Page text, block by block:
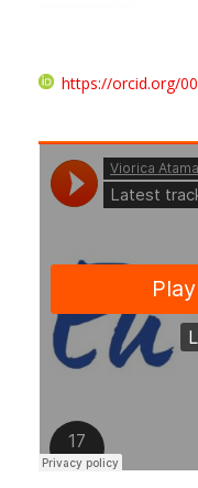
https://orcid.org/